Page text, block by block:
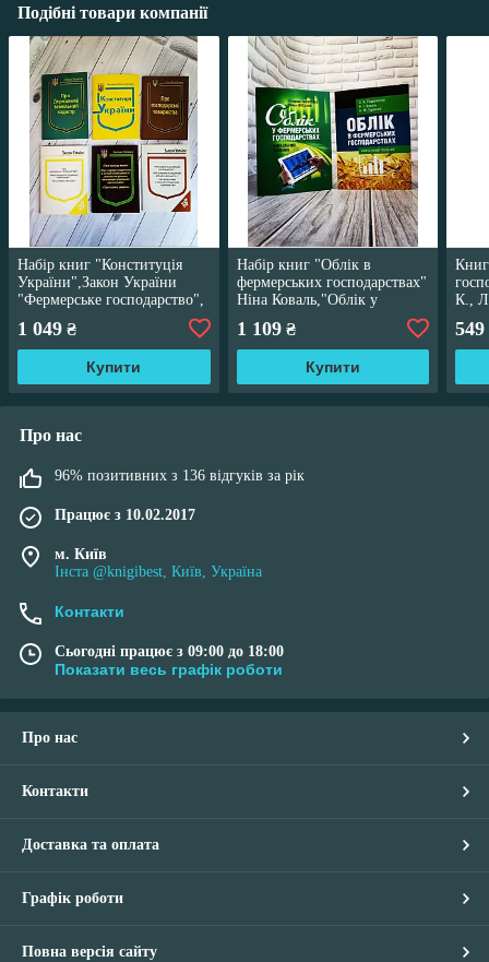
Подібні товари компанії
Набір книг "Конституція
України",Закон України
"Фермерське господарство",
"Земельний кадастр"
1 049 ₴
Купити
Набір книг "Облік в
фермерських господарствах"
Ніна Коваль,"Облік у
фермерських господарствах"
1 109₴
Купити
К.,
549
Про нас
96% позитивних з 136 відгуків за рік
Працює з 10.02.2017
м. Київ
Інста @knigibest, Київ, Україна
Контакти
Сьогодні працює з 09:00 до 18:00
Показати весь графік роботи
Про нас
Контакти
Доставка та оплата
Графік роботи
Повна версія сайту